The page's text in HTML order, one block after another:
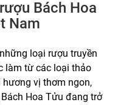
Bách Hoa
Nam
loại rượu truyền
làm từ các loại thảo
vị thơm ngon,
Hoa Tửu đang trở